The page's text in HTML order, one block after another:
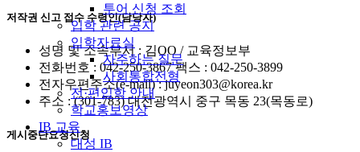
투어 신청 조회
입학 관련 공지
입학자료실
자주하는 질문
사회통합전형
전·편입학 안내
학교홍보영상
IB 교육
대성 IB
저작권 신고 접수 수령인(담당자)
성명 및 소속부서 : 김OO / 교육정보부
전화번호 : 042-250-3867 팩스 : 042-250-3899
전자우편주소(e-mail) : juyeon303@korea.kr
주소 : (301-783) 대전광역시 중구 목동 23(목동로)
게시중단요청신청